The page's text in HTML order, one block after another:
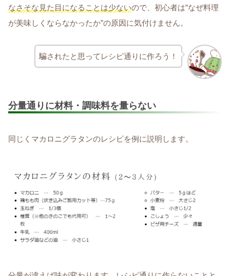
なさそな見た目になることは少ないので、初心者は”なぜ料理
が美味しくならなかったか”の原因に気付けません。
騙されたと思ってレシピ通りに作ろう！
分量通りに材料・調味料を量らない
同じくマカロニグラタンのレシピを例に説明します。